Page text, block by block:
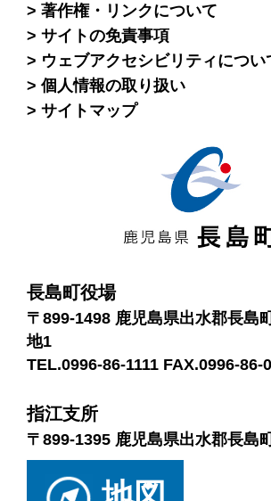
著作権・リンクについて
サイトの免責事項
ウェブアクセシビリティについ
個人情報の取り扱い
サイトマップ
長島町役場
〒899-1498 鹿児島県出水郡長島
地1
TEL.0996-86-1111 FAX.0996-86-
指江支所
〒899-1395 鹿児島県出水郡長島